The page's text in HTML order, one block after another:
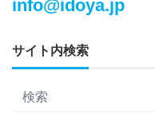
info@idoya.jp
サイト内検索